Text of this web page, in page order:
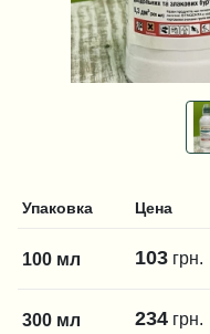
Упаковка Цена
100 мл 103 грн.
300 мл 234 грн.